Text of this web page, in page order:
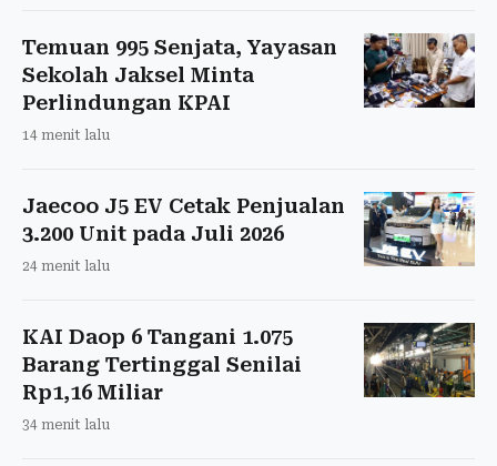
Temuan 995 Senjata, Yayasan
Sekolah Jaksel Minta
Perlindungan KPAI
14 menit lalu
Jaecoo J5 EV Cetak Penjualan
3.200 Unit pada Juli 2026
24 menit lalu
KAI Daop 6 Tangani 1.075
Barang Tertinggal Senilai
Rp1,16 Miliar
34 menit lalu